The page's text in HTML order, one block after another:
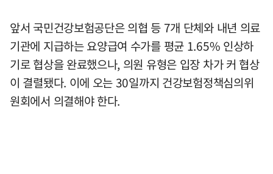
앞서 국민건강보험공단은 의협 등 7개 단체와 내년 의료
기관에 지급하는 요양급여 수가를 평균 1.65% 인상하
기로 협상을 완료했으나, 의원 유형은 입장 차가 커 협상
이 결렬됐다. 이에 오는 30일까지 건강보험정책심의위
원회에서 의결해야 한다.